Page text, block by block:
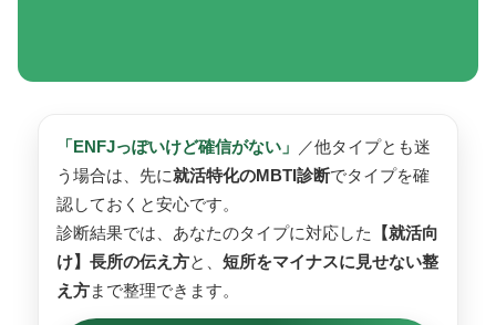
「ENFJっぽいけど確信がない」
／他タイプとも迷
う場合は、先に就活特化のMBTI診断でタイプを確
認しておくと安心です。
診断結果では、あなたのタイプに対応した
【就活向
け】長所の伝え方と、 短所をマイナスに見せない整
え方まで整理できます。